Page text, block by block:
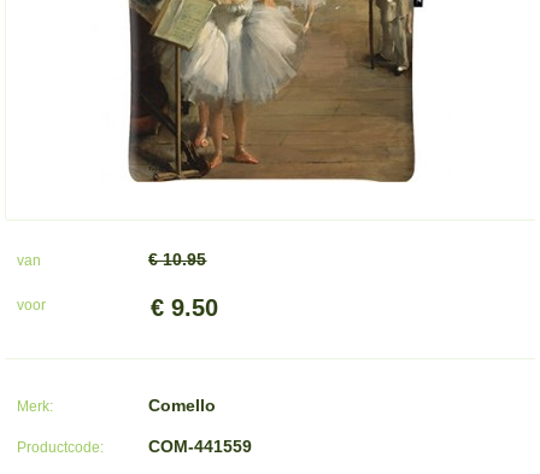
van € 10.95
voor € 9.50
Merk: Comello
Productcode: COM-441559